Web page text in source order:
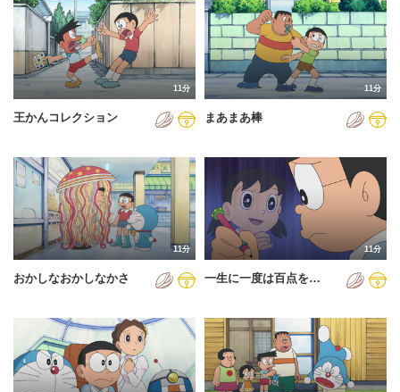
11分
王かんコレクション
11分
まあまあ棒
11分
おかしなおかしなかさ
11分
一生に一度は百点を…